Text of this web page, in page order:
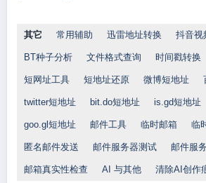
其它 常用辅助 迅雷地址转换 抖音视
BT种子分析 文件格式查询 时间戳转换
短网址工具 短地址还原 微博短地址
twitter短地址 bit.do短地址 is.gd短地址
goo.gl短地址 邮件工具 临时邮箱 临
匿名邮件发送 邮件服务器测试 邮件服
邮箱真实性检查 AI 与其他 清除AI创作